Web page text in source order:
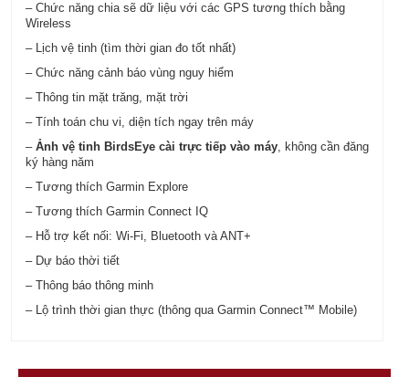
– Chức năng chia sẽ dữ liệu với các GPS tương thích bằng
Wireless
– Lịch vệ tinh (tìm thời gian đo tốt nhất)
– Chức năng cảnh báo vùng nguy hiểm
– Thông tin mặt trăng, mặt trời
– Tính toán chu vi, diện tích ngay trên máy
–Ảnh vệ tinh BirdsEye cài trực tiếp vào máy, không cần đăng
ký hàng năm
– Tương thích Garmin Explore
– Tương thích Garmin Connect IQ
– Hỗ trợ kết nối: Wi-Fi, Bluetooth và ANT+
– Dự báo thời tiết
– Thông báo thông minh
– Lộ trình thời gian thực (thông qua Garmin Connect™ Mobile)